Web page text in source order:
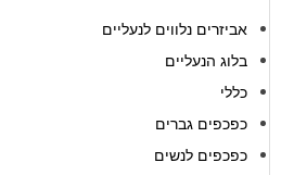
אביזרים נלווים לנעליים
בלוג הנעליים
כללי
כפכפים גברים
כפכפים לנשים